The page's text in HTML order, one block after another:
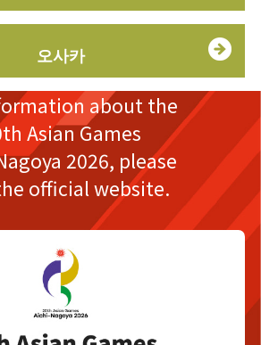
오사카
about the
Asian Games
2026, please
official website.